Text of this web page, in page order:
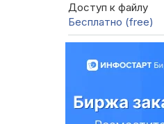
Доступ к файлу
Бесплатно (free)